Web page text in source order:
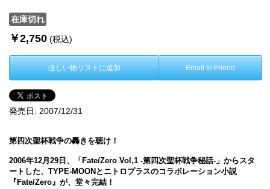
在庫切れ
￥2,750 (税込)
ほしい物リストに追加 Email to Friend
発売日: 2007/12/31
第四次聖杯戦争の轟きを聴け！
2006年12月29日、「Fate/Zero Vol,1 -第四次聖杯戦争秘話-」からスタ
ートした、TYPE-MOONとニトロプラスのコラボレーション小説
『Fate/Zero』が、堂々完結！